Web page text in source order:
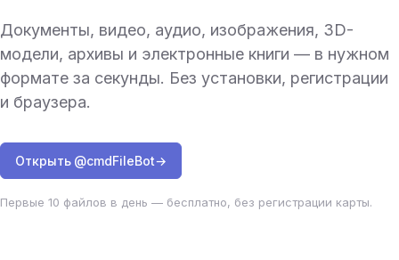
Документы, видео, аудио, изображения, 3D-
модели, архивы и электронные книги — в нужном
формате за секунды. Без установки, регистрации
и браузера.
Открыть @cmdFileBot→
Первые 10 файлов в день — бесплатно, без регистрации карты.